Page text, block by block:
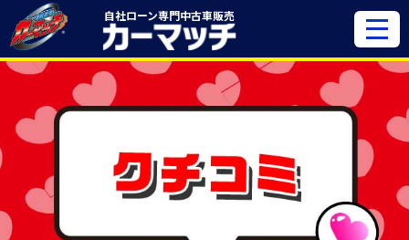
自社ローン専門中古車販売